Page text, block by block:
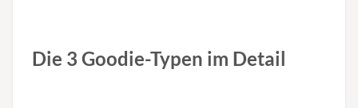
Die 3 Goodie-Typen im Detail